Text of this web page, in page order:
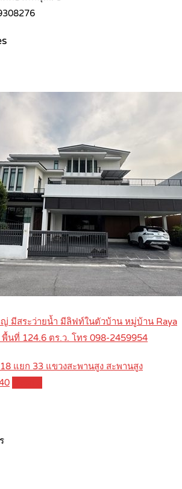
มีสระว่ายน้ำ มีลิฟท์ในตัวบ้าน หมู่บ้าน Raya
พื้นที่ 124.6 ตร.ว. โทร 098-2459954
แยก 33 แขวงสะพานสูง สะพานสูง